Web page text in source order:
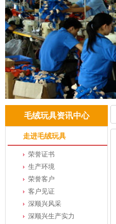
毛绒玩具资讯中心
走进毛绒玩具
荣誉证书
生产环境
荣誉客户
客户见证
深顺兴风采
深顺兴生产实力